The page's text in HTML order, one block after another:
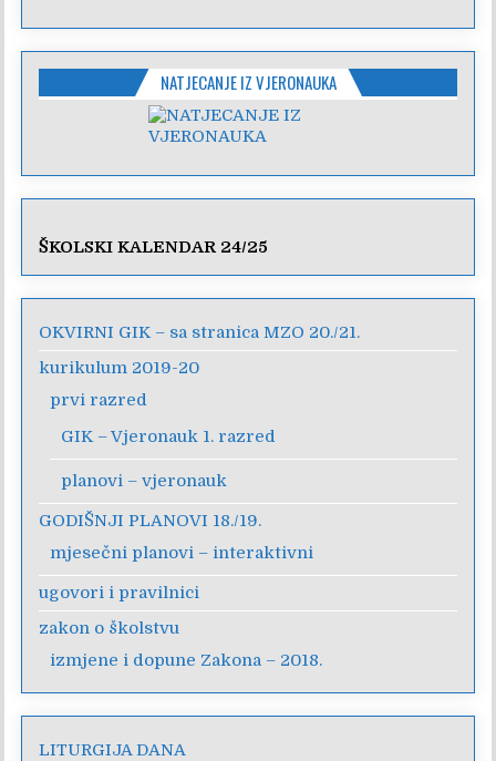
NATJECANJE IZ VJERONAUKA
ŠKOLSKI KALENDAR 24/25
OKVIRNI GIK – sa stranica MZO 20./21.
kurikulum 2019-20
prvi razred
GIK – Vjeronauk 1. razred
planovi – vjeronauk
GODIŠNJI PLANOVI 18./19.
mjesečni planovi – interaktivni
ugovori i pravilnici
zakon o školstvu
izmjene i dopune Zakona – 2018.
LITURGIJA DANA